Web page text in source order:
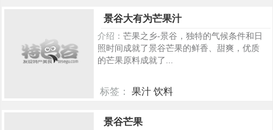
景谷大有为芒果汁
介绍： 芒果之乡-景谷，独特的气候条件和日
照时间成就了景谷芒果的鲜香、甜爽，优质
的芒果原料成就了...
标签： 果汁 饮料
景谷芒果